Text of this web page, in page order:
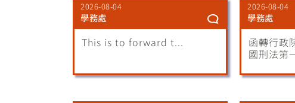
2026-08-04
學務處
This is to forward t...
2026-08-04
學務處
函轉行政
國刑法第